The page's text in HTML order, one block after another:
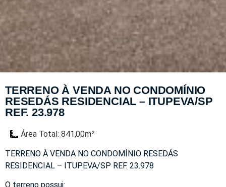
TERRENO À VENDA NO CONDOMÍNIO
RESEDÁS RESIDENCIAL – ITUPEVA/SP
REF. 23.978
Área Total: 841,00m²
TERRENO À VENDA NO CONDOMÍNIO RESEDÁS
RESIDENCIAL – ITUPEVA/SP REF. 23.978
O terreno possui: